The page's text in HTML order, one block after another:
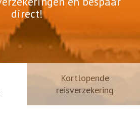
direct!
Kortlopende
reisverzekering